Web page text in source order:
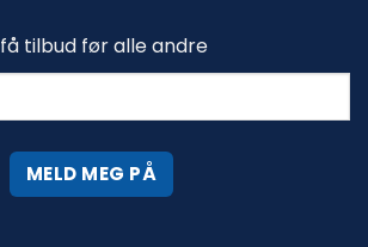
tilbud før alle andre
MELD MEG PÅ